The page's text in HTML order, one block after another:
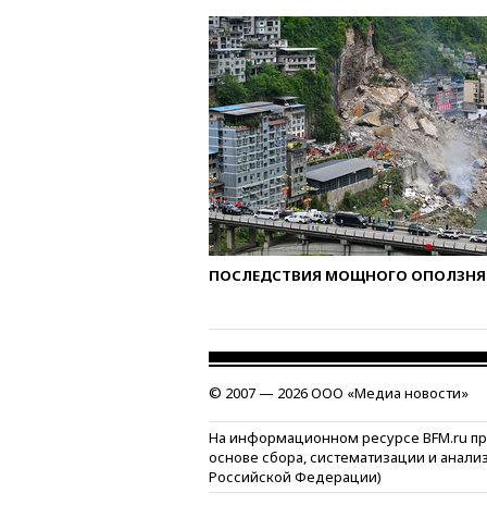
ПОСЛЕДСТВИЯ МОЩНОГО ОПОЛЗНЯ
© 2007 — 2026 ООО «Медиа новости»
На информационном ресурсе BFM.ru
основе сбора, систематизации и
Российской Федерации)